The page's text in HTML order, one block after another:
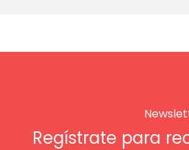
Regístrate para